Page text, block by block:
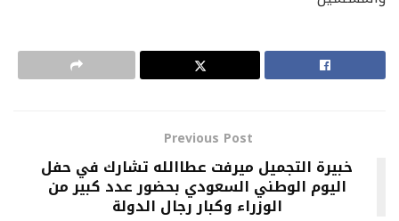
Previous Post
خبيرة التجميل ميرفت عطاالله تشارك في حفل
اليوم الوطني السعودي بحضور عدد كبير من
الوزراء وكبار رجال الدولة